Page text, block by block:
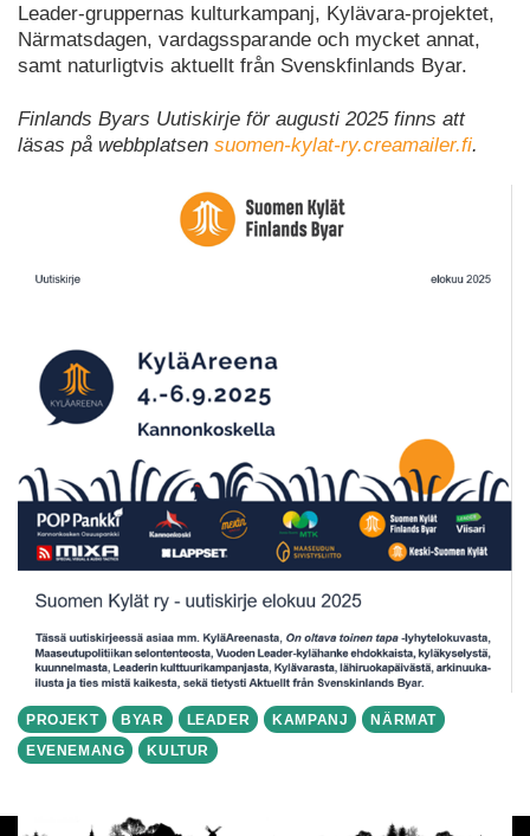
PROJEKT BYAR LEADER KAMPANJ
NÄRMAT
EVENEMANG
KULTUR
Leader-gruppernas kulturkampanj, Kylävara-projektet,
Närmatsdagen, vardagssparande och mycket annat,
samt naturligtvis aktuellt från Svenskfinlands Byar.
Finlands Byars Uutiskirje för augusti 2025 finns att
läsas på webbplatsen suomen-kylat-ry.creamailer.fi.